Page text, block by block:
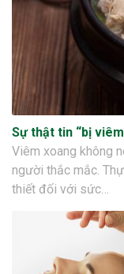
Sự thật tin “bị
Viêm xoang không
người thắc mắc.
thiết đối với sức…